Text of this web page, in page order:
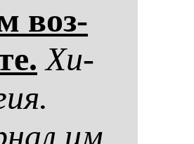
воз­
Хи­
им.